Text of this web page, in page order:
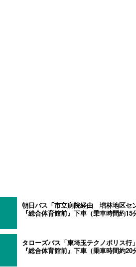
朝日バス「市立病院経由 増林地区セ
『総合体育館前』下車（乗車時間約15
タローズバス「東埼玉テクノポリス行
『総合体育館前』下車（乗車時間約20